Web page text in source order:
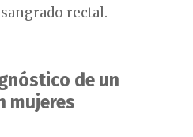
rectal.
de un
mujeres